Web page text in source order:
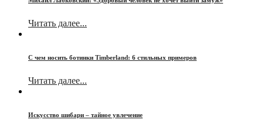
Читать далее...
С чем носить ботинки Timberland: 6 стильных примеров
Читать далее...
Искусство шибари – тайное увлечение